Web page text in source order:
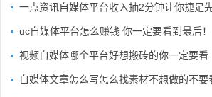
一点资讯自媒体平台收入抽2分钟让你捷足
uc自媒体平台怎么赚钱 你一定要看到最后！
视频自媒体哪个平台好想搬砖的你一定要看
自媒体文章怎么写怎么找素材不想做的不要